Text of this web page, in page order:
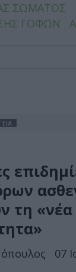
ΣΩΜΑΤΟΣ
ΓΟΦΩΝ
τη «νέα
07